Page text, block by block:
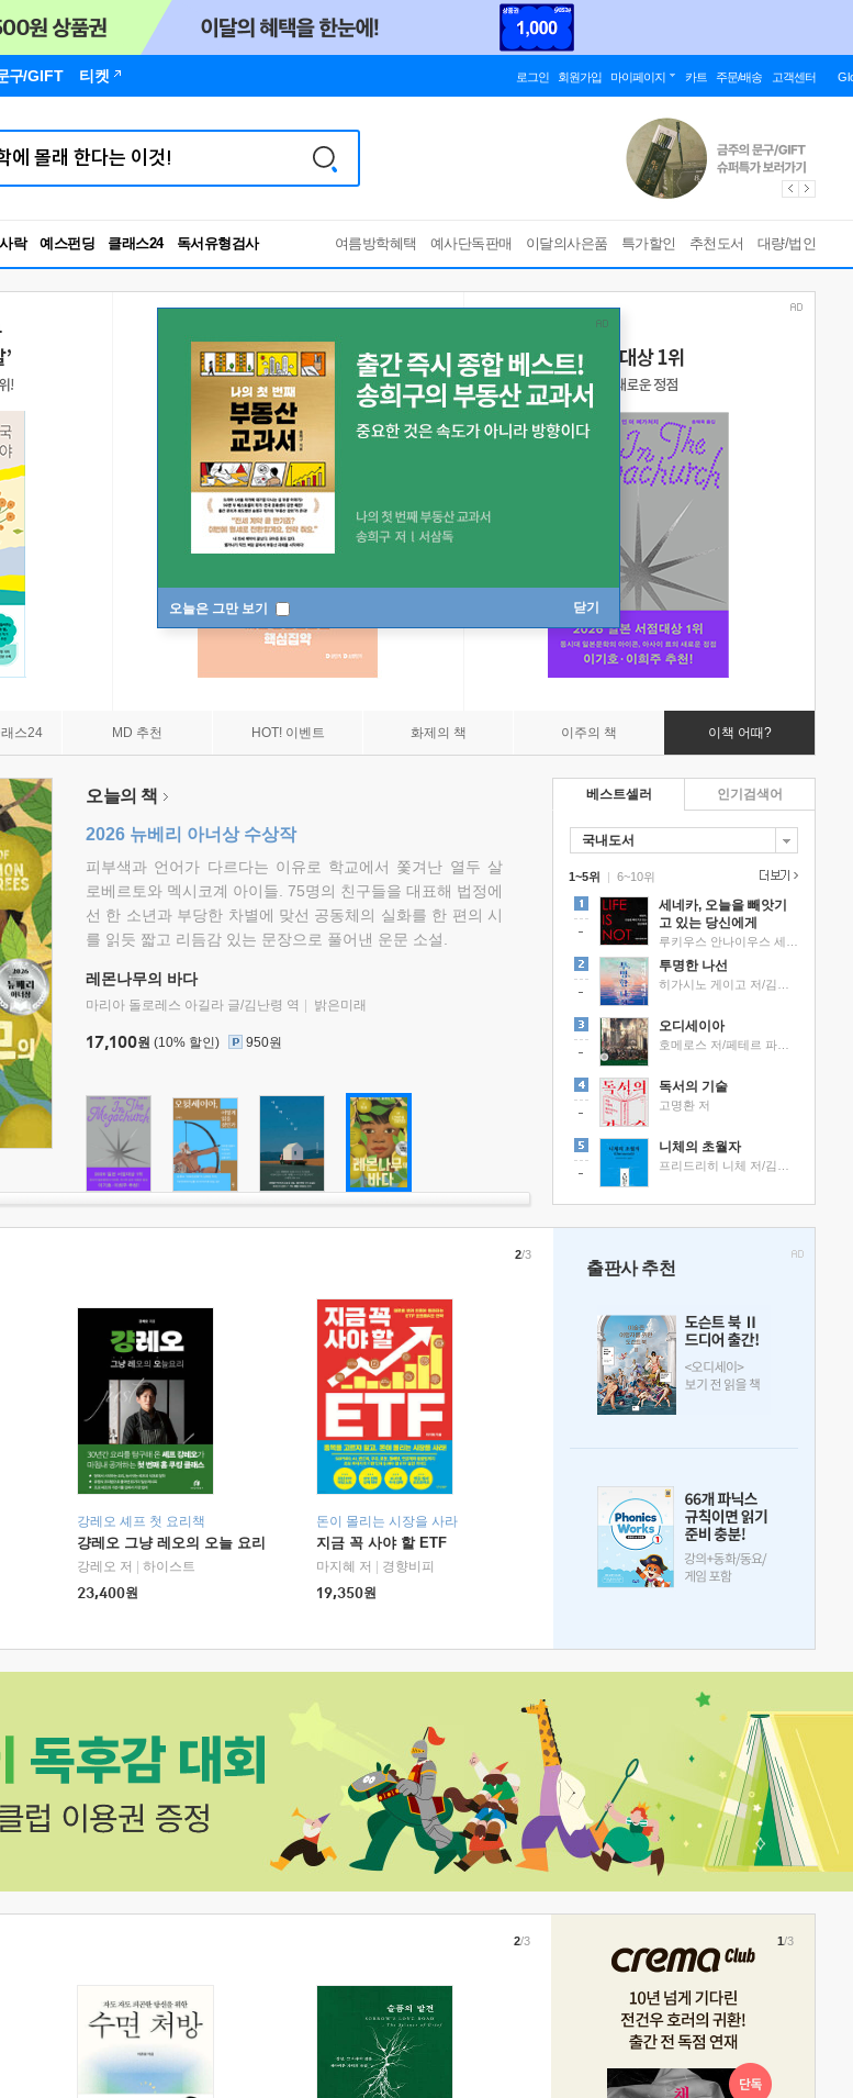
구/GIFT 티켓 로그인 회원가입 마이페이지 카트 주문/배송 고객센터
사락 예스펀딩 클래스24
RBTI Lab
여름방학혜택 예사단독판매 이달의사은품 특가할인 추천도서 대량/법인
오늘은 그만 보기 닫기
스24 MD 추천 HOT! 이벤트 화제의 책 이주의 책 이책 어때?
오늘의 책
2026 뉴베리 아너상 수상작
피부색과 언어가 다르다는 이유로 학교에서 쫓겨난 열두 살
로베르토와 멕시코계 아이들. 75명의 친구들을 대표해 법정에
선 한 소년과 부당한 차별에 맞선 공동체의 실화를 한 편의 시
를 읽듯 짧고 리듬감 있는 문장으로 풀어낸 운문 소설.
레몬나무의 바다
마리아 돌로레스 아길라 글/김난령 역 밝은미래
17,100원 (10% 할인) 950원
베스트셀러
국내도서
1~5위 |
세네카, 오늘을 빼앗기
고 있는 당신에게
투명한 나선
오디세이아
독서의 기술
고명환 저
니체의 초월자
6~10위
인기검색어
강레오 셰프 첫 요리책
걍레오 그냥 레오의 오늘 요리
강레오 저
하이스트
23,400원
돈이 몰리는 시장을 사라
지금 꼭 사야 할 ETF
마지혜 저
경향비피
19,350원
2/3
출판사 추천
2/3 1/3